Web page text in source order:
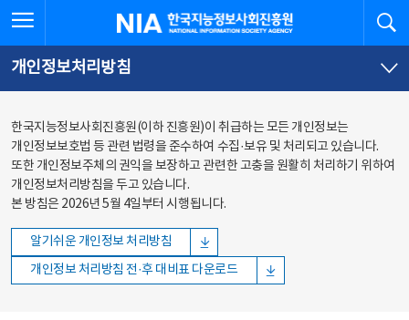
바로가기
바로가기
한국지능정보사회진흥원
개인정보처리방침
한국지능정보사회진흥원(이하 진흥원)이 취급하는 모든 개인정보는
개인정보보호법 등 관련 법령을 준수하여 수집·보유 및 처리되고 있습니다.
또한 개인정보주체의 권익을 보장하고 관련한 고충을 원활히 처리하기 위하여
개인정보처리방침을 두고 있습니다.
본 방침은 2026년 5월 4일부터 시행됩니다.
알기쉬운 개인정보 처리방침
개인정보 처리방침 전·후 대비표 다운로드